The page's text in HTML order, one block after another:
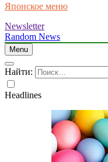
Японское меню
Newsletter
Random News
Menu
Найти:
Headlines